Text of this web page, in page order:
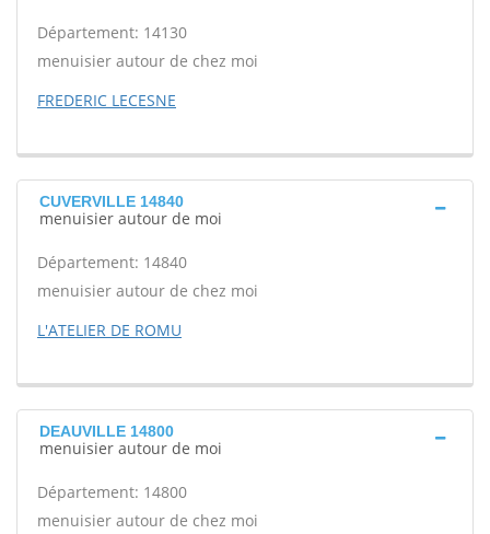
Département: 14130
menuisier autour de chez moi
FREDERIC LECESNE
CUVERVILLE 14840
menuisier autour de moi
Département: 14840
menuisier autour de chez moi
L'ATELIER DE ROMU
DEAUVILLE 14800
menuisier autour de moi
Département: 14800
menuisier autour de chez moi